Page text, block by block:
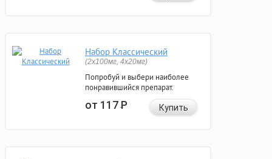
Набор Классический
(2x100мг, 4x20мг)
Попробуй и выбери наиболее
понравившийся препарат.
от 117Р Купить